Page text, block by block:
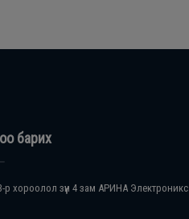
барих
р хороолол зүүн 4 зам АРИНА Электроникс